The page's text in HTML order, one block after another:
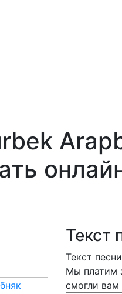
Текст
Текст
Мы платим
смогли вам